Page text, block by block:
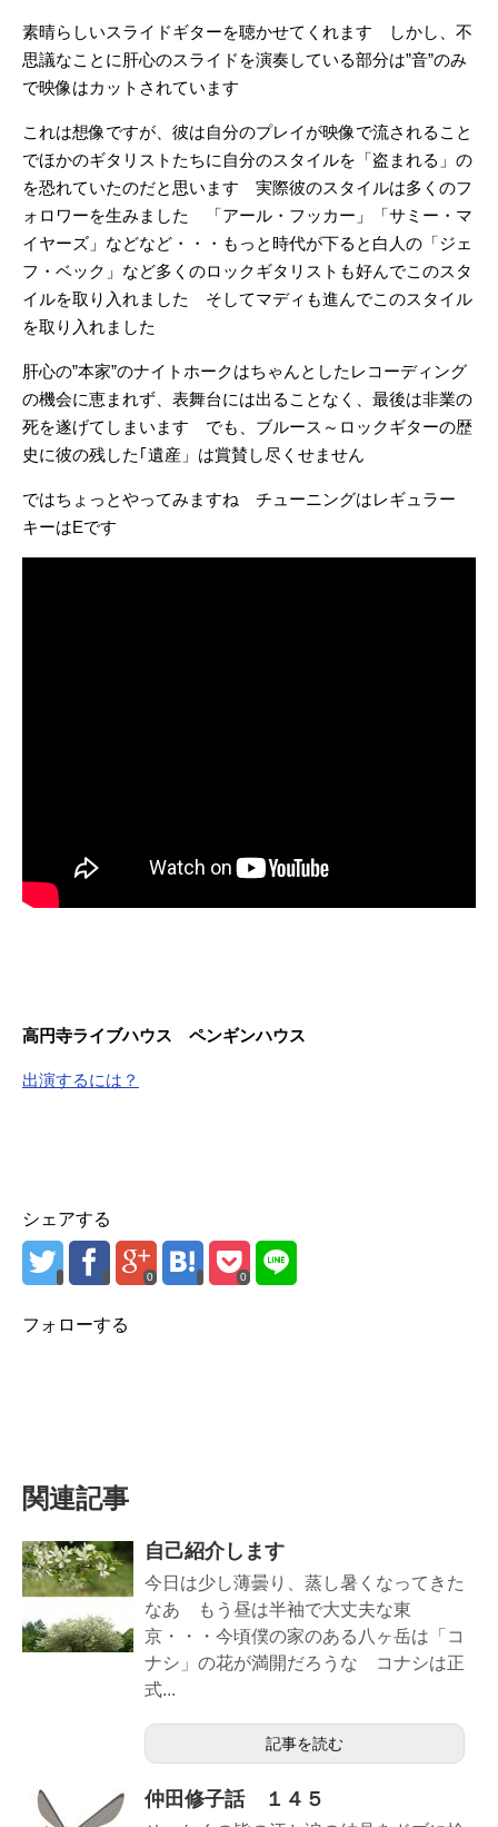
素晴らしいスライドギターを聴かせてくれます しかし、不
思議なことに肝心のスライドを演奏している部分は”音”のみ
で映像はカットされています
これは想像ですが、彼は自分のプレイが映像で流されること
でほかのギタリストたちに自分のスタイルを「盗まれる」の
を恐れていたのだと思います 実際彼のスタイルは多くのフ
ォロワーを生みました 「アール・フッカー」「サミー・マ
イヤーズ」などなど・・・もっと時代が下ると白人の「ジェ
フ・ベック」など多くのロックギタリストも好んでこのスタ
イルを取り入れました そしてマディも進んでこのスタイル
を取り入れました
肝心の”本家”のナイトホークはちゃんとしたレコーディング
の機会に恵まれず、表舞台には出ることなく、最後は非業の
死を遂げてしまいます でも、ブルース～ロックギターの歴
史に彼の残した｢遺産」は賞賛し尽くせません
ではちょっとやってみますね チューニングはレギュラー
キーはEです
高円寺ライブハウス ペンギンハウス
出演するには？
シェアする
0 0
フォローする
関連記事
自己紹介します
今日は少し薄曇り、蒸し暑くなってきた
なあ もう昼は半袖で大丈夫な東
京・・・今頃僕の家のある八ヶ岳は「コ
ナシ」の花が満開だろうな コナシは正
式...
記事を読む
仲田修子話 １４５